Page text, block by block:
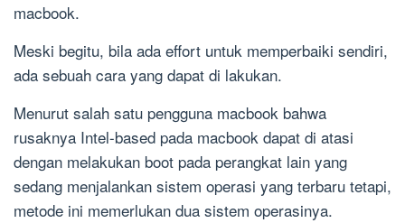
macbook.
Meski begitu, bila ada effort untuk memperbaiki sendiri,
ada sebuah cara yang dapat di lakukan.
Menurut salah satu pengguna macbook bahwa
rusaknya Intel-based pada macbook dapat di atasi
dengan melakukan boot pada perangkat lain yang
sedang menjalankan sistem operasi yang terbaru tetapi,
metode ini memerlukan dua sistem operasinya.